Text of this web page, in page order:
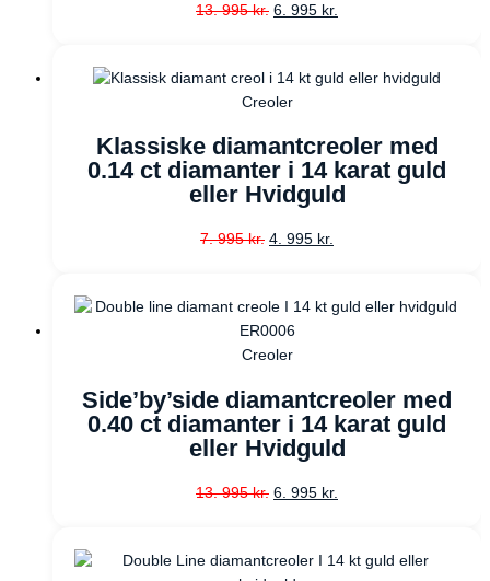
13. 995kr. 6. 995 kr.
Creoler
Klassiske diamantcreoler med
0.14 ct diamanter i 14 karat guld
eller Hvidguld
7. 995kr. 4. 995 kr.
Creoler
Side’by’side diamantcreoler med
0.40 ct diamanter i 14 karat guld
eller Hvidguld
13. 995kr. 6. 995 kr.